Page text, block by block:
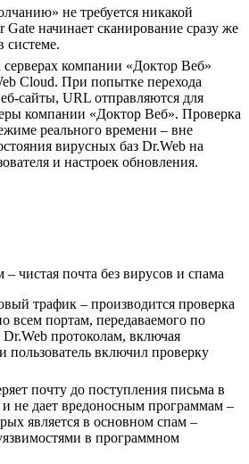
не требуется никакой
Gate начинает сканирование сразу же
системе.
компании «Доктор Веб»
Cloud. При попытке перехода
сайты, URL отправляются для
компании «Доктор Веб». Проверка
реального времени – вне
вирусных баз Dr.Web на
и настроек обновления.
– чистая почта без вирусов и спама
трафик – производится проверка
всем портам, передаваемого по
протоколам, включая
пользователь включил проверку
почту до поступления письма в
не дает вредоносным программам –
является в основном спам –
в программном